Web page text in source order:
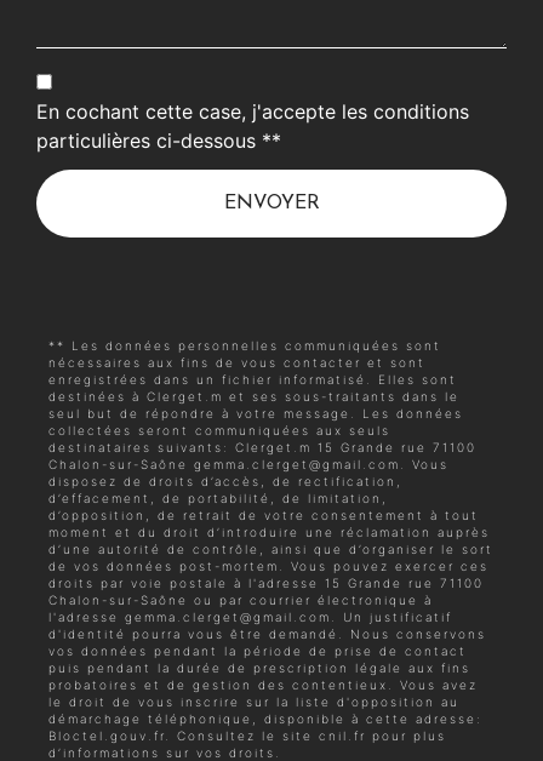
En cochant cette case, j'accepte les conditions
particulières ci-dessous **
ENVOYER
** Les données personnelles communiquées sont
nécessaires aux fins de vous contacter et sont
enregistrées dans un fichier informatisé. Elles sont
destinées à Clerget.m et ses sous-traitants dans le
seul but de répondre à votre message. Les données
collectées seront communiquées aux seuls
destinataires suivants: Clerget.m 15 Grande rue 71100
Chalon-sur-Saône gemma.clerget@gmail.com. Vous
disposez de droits d’accès, de rectification,
d’effacement, de portabilité, de limitation,
d’opposition, de retrait de votre consentement à tout
moment et du droit d’introduire une réclamation auprès
d’une autorité de contrôle, ainsi que d’organiser le sort
de vos données post-mortem. Vous pouvez exercer ces
droits par voie postale à l'adresse 15 Grande rue 71100
Chalon-sur-Saône ou par courrier électronique à
l'adresse gemma.clerget@gmail.com. Un justificatif
d'identité pourra vous être demandé. Nous conservons
vos données pendant la période de prise de contact
puis pendant la durée de prescription légale aux fins
probatoires et de gestion des contentieux. Vous avez
le droit de vous inscrire sur la liste d'opposition au
démarchage téléphonique, disponible à cette adresse:
Bloctel.gouv.fr . Consultez le site cnil.fr pour plus
d’informations sur vos droits.